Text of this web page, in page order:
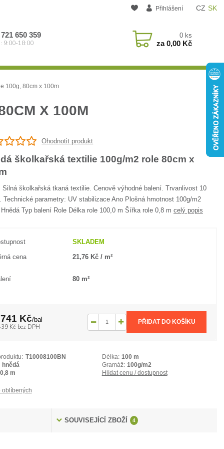
CZ SK
Přihlášení
650 359
9:00-18:00
0 ks
za0,00 Kč
100g, 80cm x 100m
X 100M
Ohodnotit produkt
školkařská textilie 100g/m2 role 80cm x
Silná školkařská tkaná textilie. Cenově výhodné balení. Trvanlivost 10
Technické parametry: UV stabilizace Ano Plošná hmotnost 100g/m2
Typ balení Role Délka role 100,0 m Šířka role 0,8 m celý popis
SKLADEM
cena 21,76 Kč / m²
80 m²
Kč/bal
Kč bez DPH
PŘIDAT DO KOŠÍKU
T10008100BN Délka: 100 m
hnědá Gramáž: 100g/m2
0,8 m Hlídat cenu / dostupnost
oblíbených
SOUVISEJÍCÍ ZBOŽÍ 4